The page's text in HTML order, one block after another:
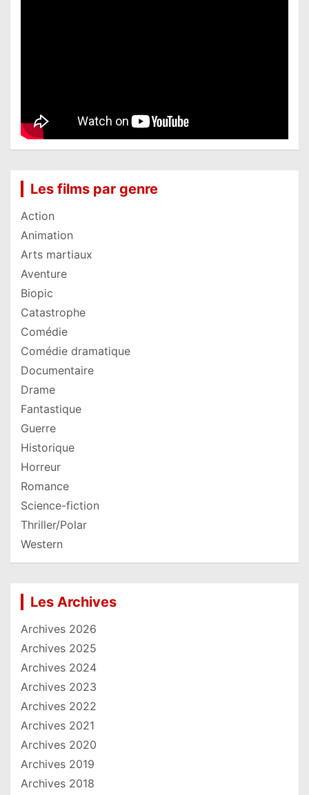
Les films par genre
Action
Animation
Arts martiaux
Aventure
Biopic
Catastrophe
Comédie
Comédie dramatique
Documentaire
Drame
Fantastique
Guerre
Historique
Horreur
Romance
Science-fiction
Thriller/Polar
Western
Les Archives
Archives 2026
Archives 2025
Archives 2024
Archives 2023
Archives 2022
Archives 2021
Archives 2020
Archives 2019
Archives 2018